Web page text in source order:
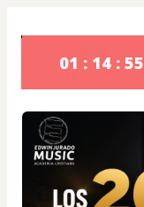
01 : 14 : 54